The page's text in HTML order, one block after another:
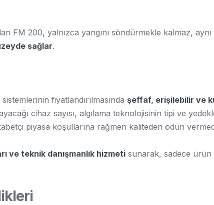
FM 200, yalnızca yangını söndürmekle kalmaz,
sağlar.
fiyatlandırılmasında şeffaf, erişilebilir ve
cihaz sayısı, algılama teknolojisinin tipi ve
piyasa koşullarına rağmen kaliteden ödün
ve teknik danışmanlık hizmeti sunarak, sadece ürün